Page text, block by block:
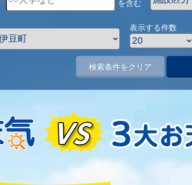
を含む
表示する件数
検索条件をクリア